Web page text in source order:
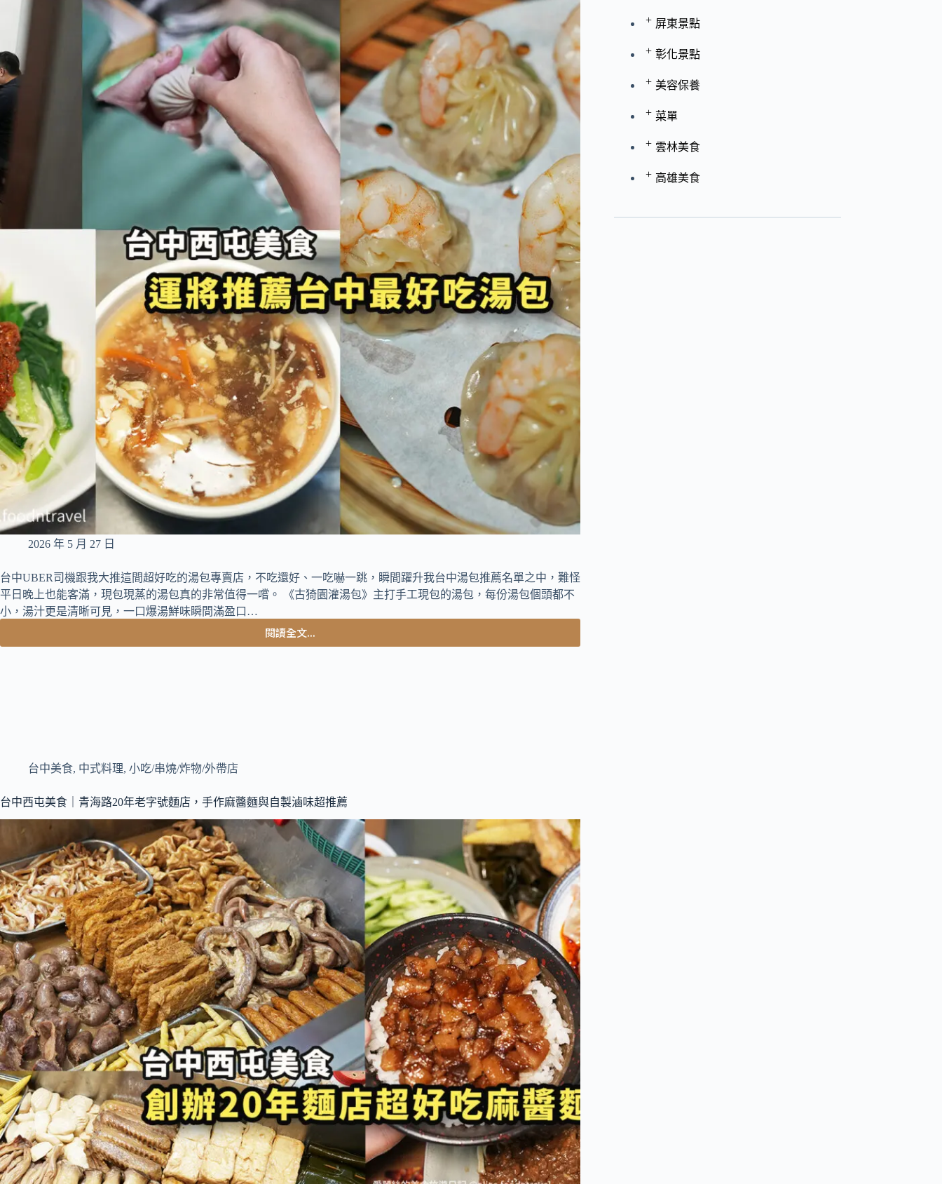
川
麻
鍋
了，
點
根
本
夜
貓
族
福
音
2026 年 5 月 27 日
台中UBER司機跟我大推這間超好吃的湯包專賣店，不吃還好、一吃嚇一跳，瞬間躍升我台中湯包推薦名單之中，難怪
平日晚上也能客滿，現包現蒸的湯包真的非常值得一嚐。 《古猗園灌湯包》主打手工現包的湯包，每份湯包個頭都不
小，湯汁更是清晰可見，一口爆湯鮮味瞬間滿盈口…
閱讀全文...
台
薦
稱
台
中
最
好
吃
的
湯
包
晚
上
八
點
依
舊
排
隊，
現
點
現
包
湯
汁
滿
台中美食, 中式料理, 小吃/串燒/炸物/外帶店
台中西屯美食｜青海路20年老字號麵店，手作麻醬麵與自製滷味超推薦
+ 屏東景點
+ 彰化景點
+ 美容保養
+ 菜單
+ 雲林美食
+ 高雄美食